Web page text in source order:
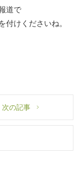
道で
付けくださいね。
次の記事